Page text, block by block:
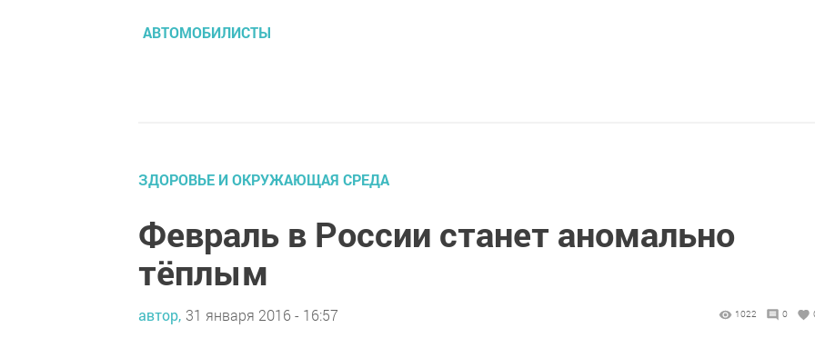
АВТОМОБИЛИСТЫ
ЗДОРОВЬЕ И ОКРУЖАЮЩАЯ СРЕДА
Февраль в России станет аномально
тёплым
автор, 31 января 2016 - 16:57 1022 0